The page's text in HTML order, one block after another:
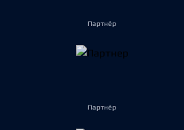
Партнёр
Партнёр